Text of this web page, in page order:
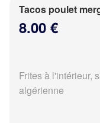
Tacos poulet
8.00 €
Frites à l'intérieur,
algérienne